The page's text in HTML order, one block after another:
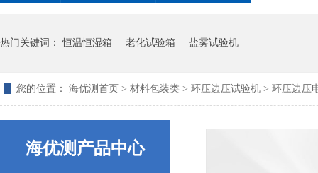
热门关键词：恒温恒湿箱 老化试验箱 盐雾试验机
您的位置： 海优测首页 > 材料包装类 > 环压边压试验机 > 环压边压
海优测产品中心
纸箱抗压试验有哪些标准